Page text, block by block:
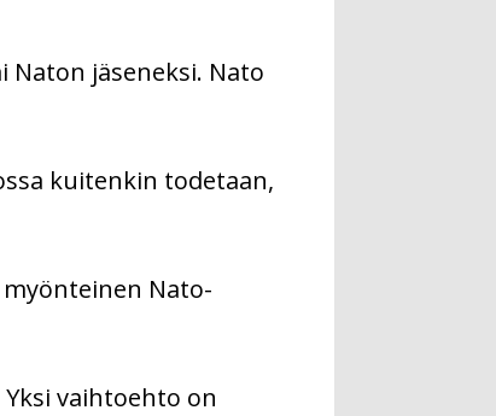
jäseneksi. Nato
kuitenkin todetaan,
Nato-
vaihtoehto on